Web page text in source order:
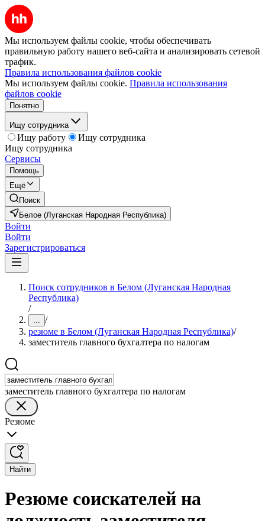
Мы используем файлы cookie, чтобы обеспечивать
правильную работу нашего веб-сайта и анализировать сетевой
трафик.
Правила использования файлов cookie
Мы используем файлы cookie. Правила использования
файлов cookie
Понятно
Ищу сотрудника
Ищу работу
Ищу сотрудника
Ищу сотрудника
Сервисы
Помощь
Ещё
Поиск
Белое (Луганская Народная Республика)
Войти
Войти
Зарегистрироваться
Поиск сотрудников в Белом (Луганская Народная
Республика)
/
... /
резюме в Белом (Луганская Народная Республика)/
заместитель главного бухгалтера по налогам
заместитель главного бухгалтера по налогам
Резюме
Найти
Резюме соискателей на